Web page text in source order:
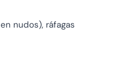
nudos), ráfagas